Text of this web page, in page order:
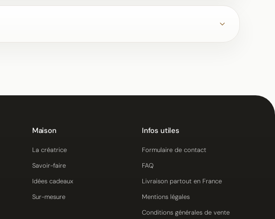
Maison
La créatrice
Savoir-faire
Idées cadeaux
Sur-mesure
Infos utiles
Formulaire de contact
FAQ
Livraison partout en France
Mentions légales
Conditions générales de vente